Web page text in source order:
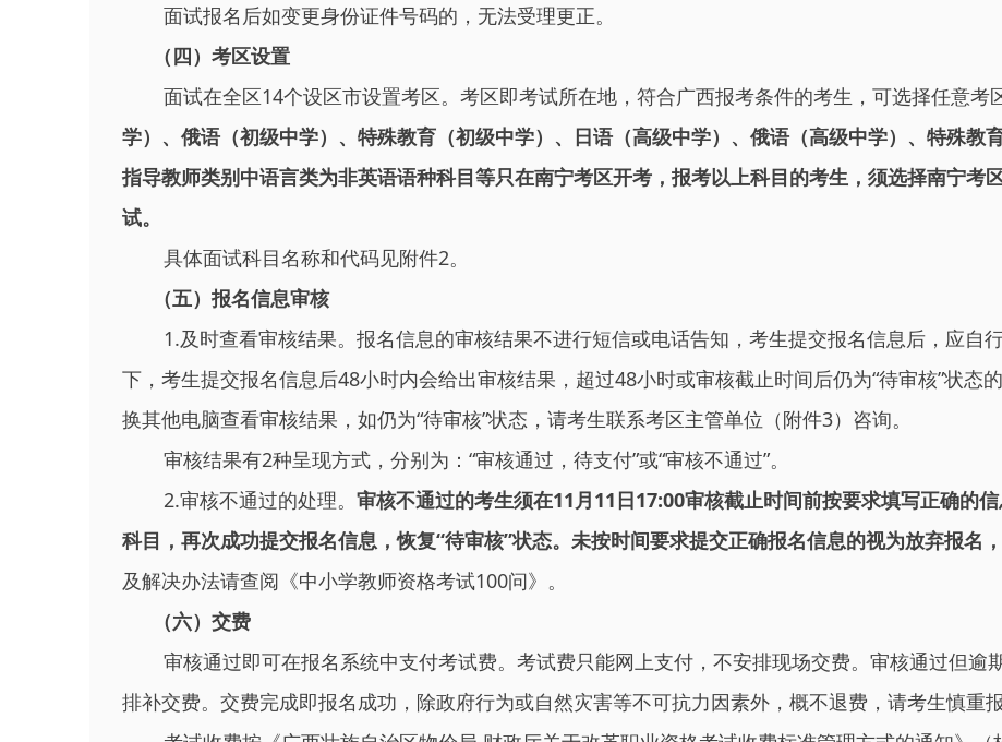
面试报名后如变更身份证件号码的，无法受理更正。
（四）考区设置
面试在全区14个设区市设置考区。考区即考试所在地，符合广西报考条件的考生，可选择任意考
学）、俄语（初级中学）、特殊教育（初级中学）、日语（高级中学）、俄语（高级中学）、特殊教
指导教师类别中语言类为非英语语种科目等只在南宁考区开考，报考以上科目的考生， 须选择南宁考
试。
具体面试科目名称和代码见附件2。
（五）报名信息审核
1.及时查看审核结果。报名信息的审核结果不进行短信或电话告知，考生提交报名信息后，应自
下，考生提交报名信息后48小时内会给出审核结果，超过48小时或审核截止时间后仍为“待审核”状态
换其他电脑查看审核结果，如仍为“待审核”状态，请考生联系考区主管单位（附件3）咨询。
审核结果有2种呈现方式，分别为：“审核通过，待支付”或“审核不通过”。
2.审核不通过的处理。 审核不通过的考生须在11月11日17:00审核截止时间前按要求填写正确的
科目，再次成功提交报名信息，恢复“待审核”状态。未按时间要求提交正确报名信息的视为放弃报名，
及解决办法请查阅《中小学教师资格考试100问》。
（六）交费
审核通过即可在报名系统中支付考试费。考试费只能网上支付，不安排现场交费。审核通过但逾
排补交费。交费完成即报名成功，除政府行为或自然灾害等不可抗力因素外，概不退费，请考生慎重报